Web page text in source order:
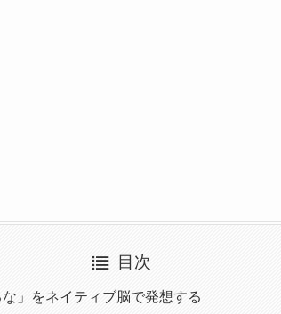
目次
な」をネイティブ脳で発想する